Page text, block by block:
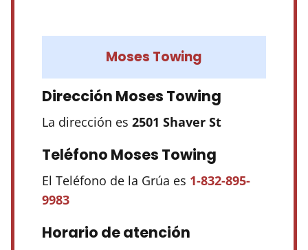
Moses Towing
Dirección Moses Towing
La dirección es 2501 Shaver St
Teléfono Moses Towing
El Teléfono de la Grúa es 1-832-895-
9983
Horario de atención